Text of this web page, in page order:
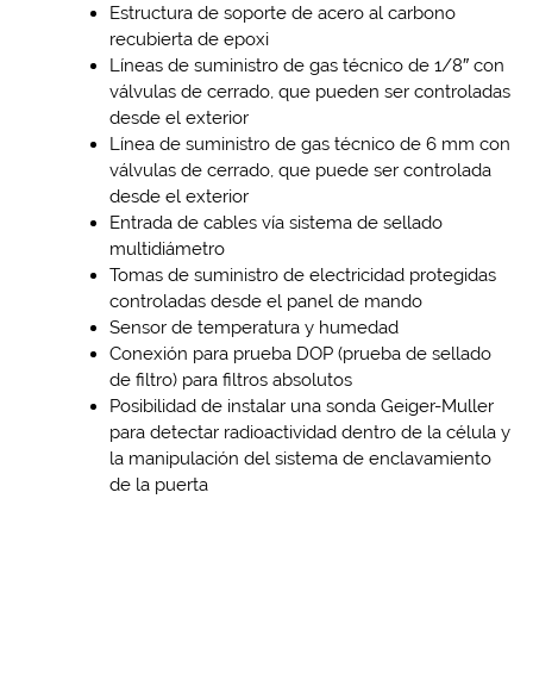
Estructura de soporte de acero al carbono
recubierta de epoxi
Líneas de suministro de gas técnico de 1/8″ con
válvulas de cerrado, que pueden ser controladas
desde el exterior
Línea de suministro de gas técnico de 6 mm con
válvulas de cerrado, que puede ser controlada
desde el exterior
Entrada de cables vía sistema de sellado
multidiámetro
Tomas de suministro de electricidad protegidas
controladas desde el panel de mando
Sensor de temperatura y humedad
Conexión para prueba DOP (prueba de sellado
de filtro) para filtros absolutos
Posibilidad de instalar una sonda Geiger-Muller
para detectar radioactividad dentro de la célula y
la manipulación del sistema de enclavamiento
de la puerta